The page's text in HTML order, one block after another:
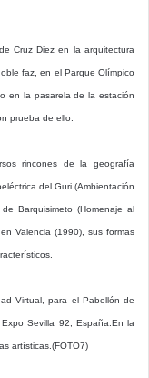
Cruz Diez en la arquitectura
faz, en el Parque Olímpico
en la pasarela de la estación
prueba de ello.
rincones de la geografía
del Guri (Ambientación
Barquisimeto (Homenaje al
Valencia (1990), sus formas
Virtual, para el Pabellón de
Sevilla 92, España.En la
artísticas.(FOTO7)